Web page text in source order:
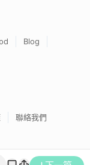
Blog
聯絡我們